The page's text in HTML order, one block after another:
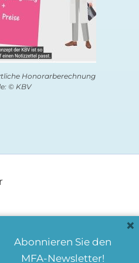
Honorarberechnung
© KBV
Sie das
bzw.
Abonnieren Sie den
MFA-Newsletter!
×